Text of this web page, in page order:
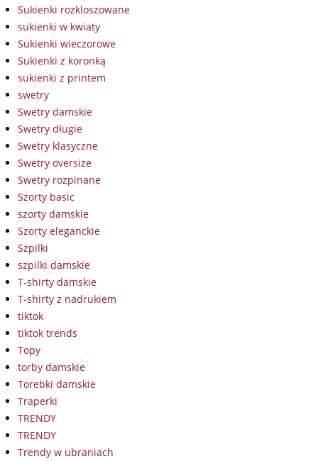
Sukienki rozkloszowane
sukienki w kwiaty
Sukienki wieczorowe
Sukienki z koronką
sukienki z printem
swetry
Swetry damskie
Swetry długie
Swetry klasyczne
Swetry oversize
Swetry rozpinane
Szorty basic
szorty damskie
Szorty eleganckie
Szpilki
szpilki damskie
T-shirty damskie
T-shirty z nadrukiem
tiktok
tiktok trends
Topy
torby damskie
Torebki damskie
Traperki
TRENDY
TRENDY
Trendy w ubraniach